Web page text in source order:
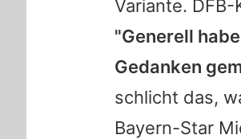
Variante.
"Generell
Gedanken
schlicht das,
Bayern-Star